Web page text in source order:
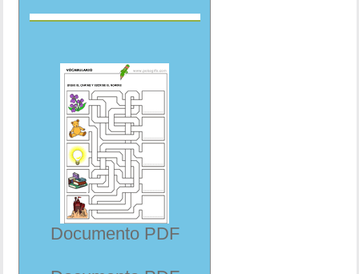
Documento PDF